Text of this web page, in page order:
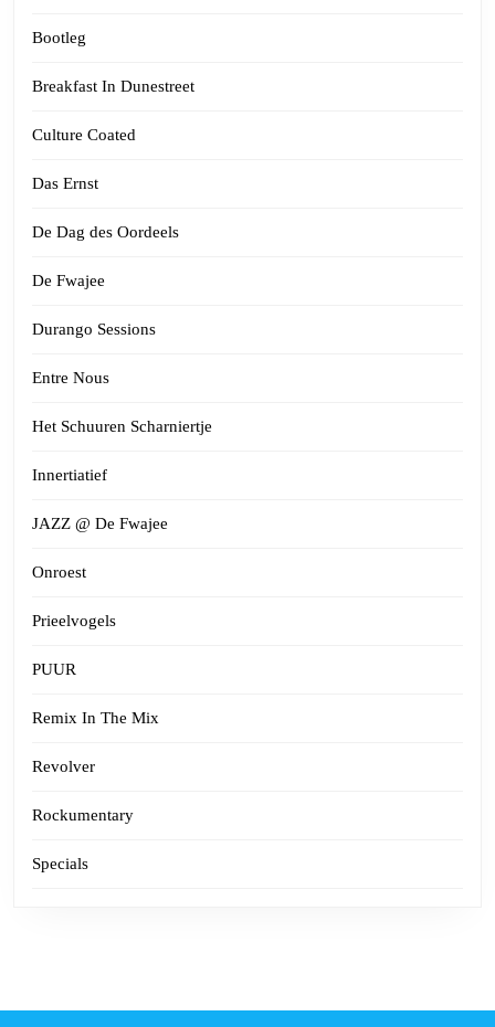
Bootleg
Breakfast In Dunestreet
Culture Coated
Das Ernst
De Dag des Oordeels
De Fwajee
Durango Sessions
Entre Nous
Het Schuuren Scharniertje
Innertiatief
JAZZ @ De Fwajee
Onroest
Prieelvogels
PUUR
Remix In The Mix
Revolver
Rockumentary
Specials